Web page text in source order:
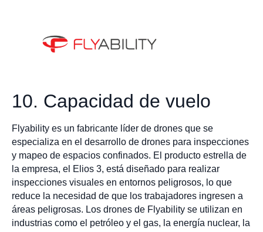
10. Capacidad de vuelo
Flyability es un fabricante líder de drones que se
especializa en el desarrollo de drones para inspecciones
y mapeo de espacios confinados. El producto estrella de
la empresa, el Elios 3, está diseñado para realizar
inspecciones visuales en entornos peligrosos, lo que
reduce la necesidad de que los trabajadores ingresen a
áreas peligrosas. Los drones de Flyability se utilizan en
industrias como el petróleo y el gas, la energía nuclear, la